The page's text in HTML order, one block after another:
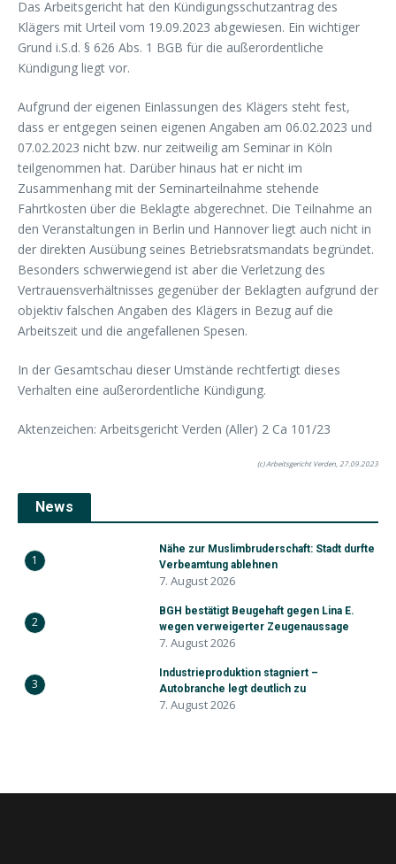
Das Arbeitsgericht hat den Kündigungsschutzantrag des
Klägers mit Urteil vom 19.09.2023 abgewiesen. Ein wichtiger
Grund i.S.d. § 626 Abs. 1 BGB für die außerordentliche
Kündigung liegt vor.
Aufgrund der eigenen Einlassungen des Klägers steht fest,
dass er entgegen seinen eigenen Angaben am 06.02.2023 und
07.02.2023 nicht bzw. nur zeitweilig am Seminar in Köln
teilgenommen hat. Darüber hinaus hat er nicht im
Zusammenhang mit der Seminarteilnahme stehende
Fahrtkosten über die Beklagte abgerechnet. Die Teilnahme an
den Veranstaltungen in Berlin und Hannover liegt auch nicht in
der direkten Ausübung seines Betriebsratsmandats begründet.
Besonders schwerwiegend ist aber die Verletzung des
Vertrauensverhältnisses gegenüber der Beklagten aufgrund der
objektiv falschen Angaben des Klägers in Bezug auf die
Arbeitszeit und die angefallenen Spesen.
In der Gesamtschau dieser Umstände rechtfertigt dieses
Verhalten eine außerordentliche Kündigung.
Aktenzeichen: Arbeitsgericht Verden (Aller) 2 Ca 101/23
(c) Arbeitsgericht Verden, 27.09.2023
News
1
Nähe zur Muslimbruderschaft: Stadt durfte
Verbeamtung ablehnen
7. August 2026
2
BGH bestätigt Beugehaft gegen Lina E.
wegen verweigerter Zeugenaussage
7. August 2026
3
Industrieproduktion stagniert –
Autobranche legt deutlich zu
7. August 2026